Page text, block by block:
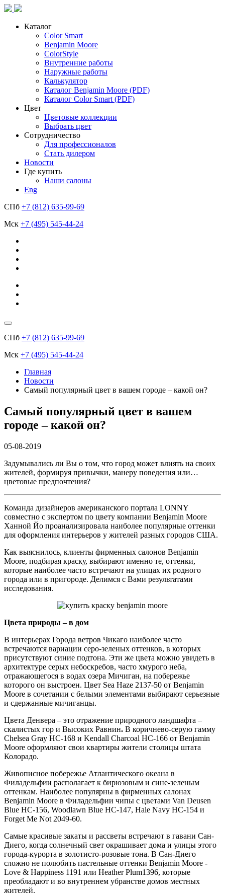
Каталог
Color Smart
Benjamin Moore
ColorStyle
Внутренние работы
Наружные работы
Калькулятор
Каталог Benjamin Moore (PDF)
Каталог Color Smart (PDF)
Цвет
Цветовые коллекции
Выбрать цвет
Сотрудничество
Для профессионалов
Стать дилером
Новости
Где купить
Наши салоны
Eng
СПб +7 (812) 635-99-69
Мск +7 (495) 545-44-24
СПб +7 (812) 635-99-69
Мск +7 (495) 545-44-24
Главная
Новости
Самый популярный цвет в вашем городе – какой он?
Самый популярный цвет в вашем
городе – какой он?
05-08-2019
Задумывались ли Вы о том, что город может влиять на своих
жителей, формируя привычки, манеру поведения или…
цветовые предпочтения?
Команда дизайнеров американского портала LONNY
совместно с экспертом по цвету компании Benjamin Moore
Ханной Йо проанализировала наиболее популярные оттенки
для оформления интерьеров у жителей разных городов США.
Как выяснилось, клиенты фирменных салонов Benjamin
Moore, подбирая краску, выбирают именно те, оттенки,
которые наиболее часто встречают на улицах их родного
города или в пригороде. Делимся с Вами результатами
исследования.
Цвета природы – в дом
В интерьерах Города ветров Чикаго наиболее часто
встречаются вариации серо-зеленых оттенков, в которых
присутствуют синие подтона. Эти же цвета можно увидеть в
архитектуре серых небоскребов, часто хмурого неба,
отражающегося в водах озера Мичиган, на побережье
которого он выстроен. Цвет Sea Haze 2137-50 от Benjamin
Moore в сочетании с белыми элементами выбирают серьезные
и сдержанные мичиганцы.
Цвета Денвера – это отражение природного ландшафта –
скалистых гор и Высоких Равнин. В коричнево-серую гамму
Chelsea Gray HC-168 и Kendall Charcoal HC-166 от Benjamin
Moore оформляют свои квартиры жители столицы штата
Колорадо.
Живописное побережье Атлантического океана в
Филадельфии располагает к бирюзовым и сине-зеленым
оттенкам. Наиболее популярны в фирменных салонах
Benjamin Moore в Филадельфии чипы с цветами Van Deusen
Blue HC-156, Woodlawn Blue HC-147, Hale Navy HC-154 и
Forget Me Not 2049-60.
Самые красивые закаты и рассветы встречают в гавани Сан-
Диего, когда солнечный свет окрашивает дома и улицы этого
города-курорта в золотисто-розовые тона. В Сан-Диего
сложно не полюбить пастельные оттенки Benjamin Moore -
Love & Happiness 1191 или Heather Plum1396, которые
преобладают и во внутреннем убранстве домов местных
жителей.